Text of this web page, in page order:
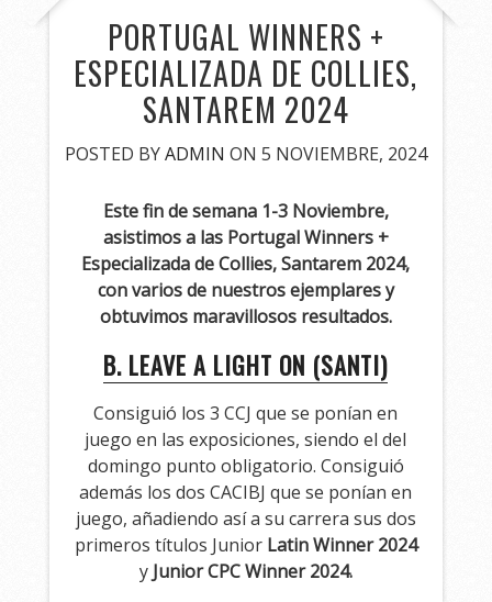
PORTUGAL WINNERS +
ESPECIALIZADA DE COLLIES,
SANTAREM 2024
POSTED BYADMIN ON 5 NOVIEMBRE, 2024
Este fin de semana 1-3 Noviembre,
asistimos a las Portugal Winners +
Especializada de Collies, Santarem 2024,
con varios de nuestros ejemplares y
obtuvimos maravillosos resultados.
B. LEAVE A LIGHT ON (SANTI)
Consiguió los 3 CCJ que se ponían en
juego en las exposiciones, siendo el del
domingo punto obligatorio. Consiguió
además los dos CACIBJ que se ponían en
juego, añadiendo así a su carrera sus dos
primeros títulos Junior Latin Winner 2024
y Junior CPC Winner 2024.